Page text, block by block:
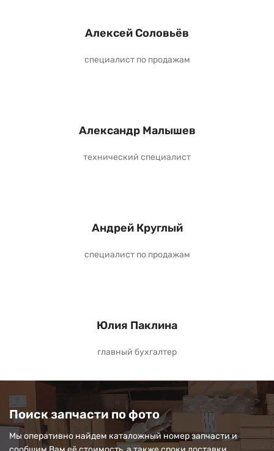
Алексей Соловьёв
специалист по продажам
Александр Малышев
технический специалист
Андрей Круглый
специалист по продажам
Юлия Паклина
главный бухгалтер
Поиск запчасти по фото
Мы оперативно найдем каталожный номер запчасти и